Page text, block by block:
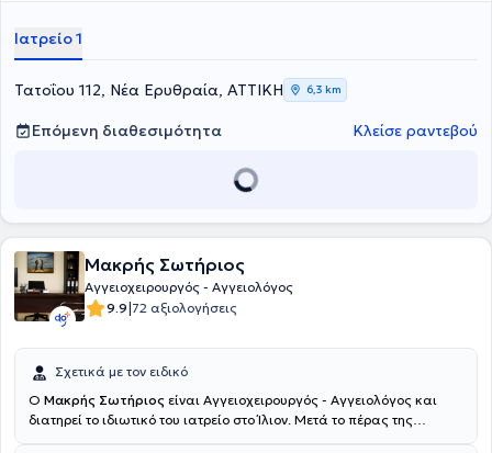
ένας πλήρης ιατρικός προορισμός για κάθε ανάγκη.
Ιατρείο 1
Τατοΐου 112, Νέα Ερυθραία, ΑΤΤΙΚΗ 6,3 km
Επόμενη διαθεσιμότητα Κλείσε ραντεβού
Μακρής Σωτήριος
Αγγειοχειρουργός - Αγγειολόγος
9.9|72 αξιολογήσεις
Σχετικά με τον ειδικό
Ο Μακρής Σωτήριος είναι Αγγειοχειρουργός - Αγγειολόγος και
διατηρεί το ιδιωτικό του ιατρείο στο Ίλιον. Μετά το πέρας της